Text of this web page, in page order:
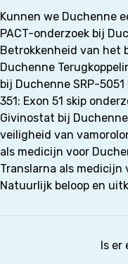
Kunnen we Duchenne
PACT-onderzoek bij
Betrokkenheid van het
Duchenne
bij Duchenne SRP-
351: Exon 51 skip
Givinostat bij
veiligheid van
als medicijn voor
Translarna als medicijn
Natuurlijk beloop en
Is er